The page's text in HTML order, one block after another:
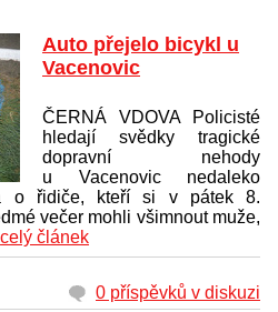
Auto přejelo bicykl u
Vacenovic
ČERNÁ VDOVA Policisté
hledají svědky tragické
dopravní nehody
u Vacenovic nedaleko
o řidiče, kteří si v pátek 8.
večer mohli všimnout muže,
celý článek
0 příspěvků v diskuzi